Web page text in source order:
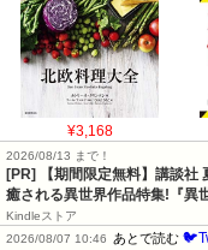
¥3,168
2026/08/13 まで！
[PR] 【期間限定無料】講談社
癒される異世界作品特集!『異
Kindleストア
2026/08/07 10:46
あとで読む